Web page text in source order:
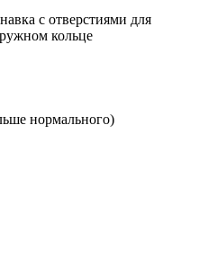
с отверстиями для
кольце
нормального)